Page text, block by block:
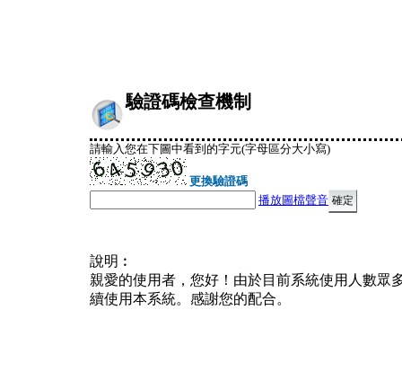
驗證碼檢查機制
請輸入您在下圖中看到的字元(字母區分大小寫)
更換驗證碼
播放圖檔聲音
說明︰
親愛的使用者，您好！由於目前系統使用人數眾
續使用本系統。感謝您的配合。